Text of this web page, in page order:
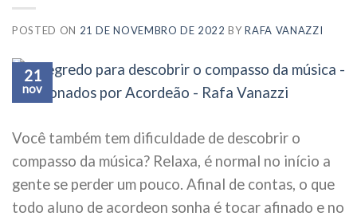
POSTED ON 21 DE NOVEMBRO DE 2022 BYRAFA VANAZZI
21
nov
Você também tem dificuldade de descobrir o
compasso da música? Relaxa, é normal no início a
gente se perder um pouco. Afinal de contas, o que
todo aluno de acordeon sonha é tocar afinado e no